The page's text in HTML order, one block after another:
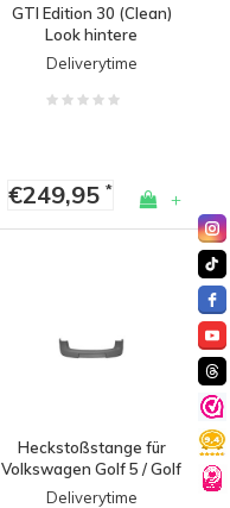
GTI Edition 30 (Clean)
Look hintere
Stoßstange für
Volkswagen Golf 5
Deliverytime
€249,95* +
Heckstoßstange für
Volkswagen Golf 5 / Golf
5 GTI
Deliverytime